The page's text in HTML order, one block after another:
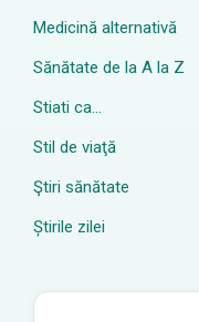
Medicină alternativă
Sănătate de la A la Z
Stiati ca…
Stil de viaţă
Ştiri sănătate
Știrile zilei